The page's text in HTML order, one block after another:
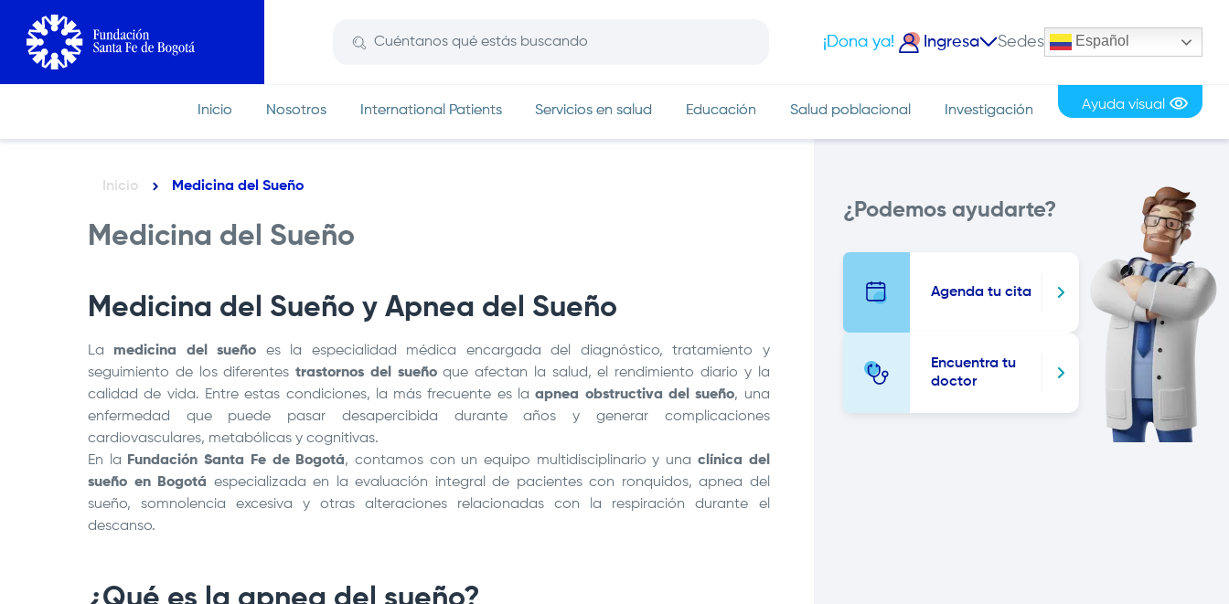
contenido
¡Dona ya! Ingresa Sedes Español
Inicio Nosotros International Patients Servicios en salud Educación Salud poblacional Investigación Ayuda visual
navegación
Inicio Medicina del Sueño
Medicina del Sueño
Medicina del Sueño y Apnea del Sueño
La medicina del sueño es la especialidad médica encargada del diagnóstico, tratamiento y
seguimiento de los diferentestrastornos del sueñoque afectan la salud, el rendimiento diario y la
calidad de vida. Entre estas condiciones, la más frecuente es laapnea obstructiva del sueño, una
enfermedad que puede pasar desapercibida durante años y generar complicaciones
cardiovasculares, metabólicas y cognitivas.
En la
Fundación Santa Fe de Bogotá, contamos con un equipo multidisciplinario y una clínica del
sueño en Bogotá especializada en la evaluación integral de pacientes con ronquidos, apnea del
sueño, somnolencia excesiva y otras alteraciones relacionadas con la respiración durante el
descanso.
¿Podemos ayudarte?
Agenda tu cita
Encuentra tu
doctor